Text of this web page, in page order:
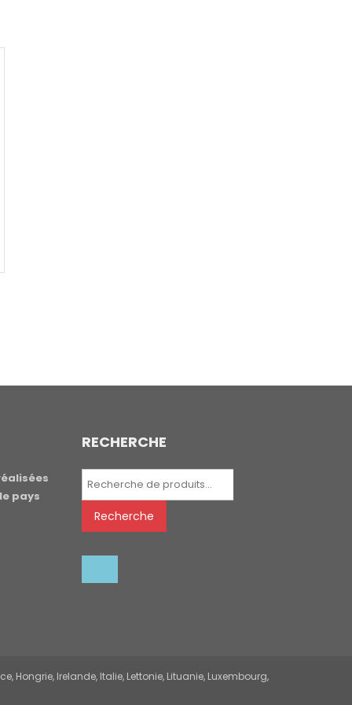
pays
RECHERCHE
Recherche
Recherche
Hongrie, Irelande, Italie, Lettonie, Lituanie, Luxembourg,